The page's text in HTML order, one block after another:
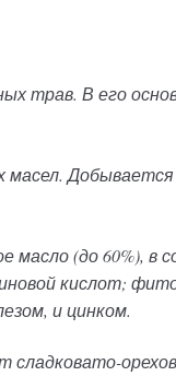
трав. В его
масел.
масло (до 60%), в
кислот;
и цинком.